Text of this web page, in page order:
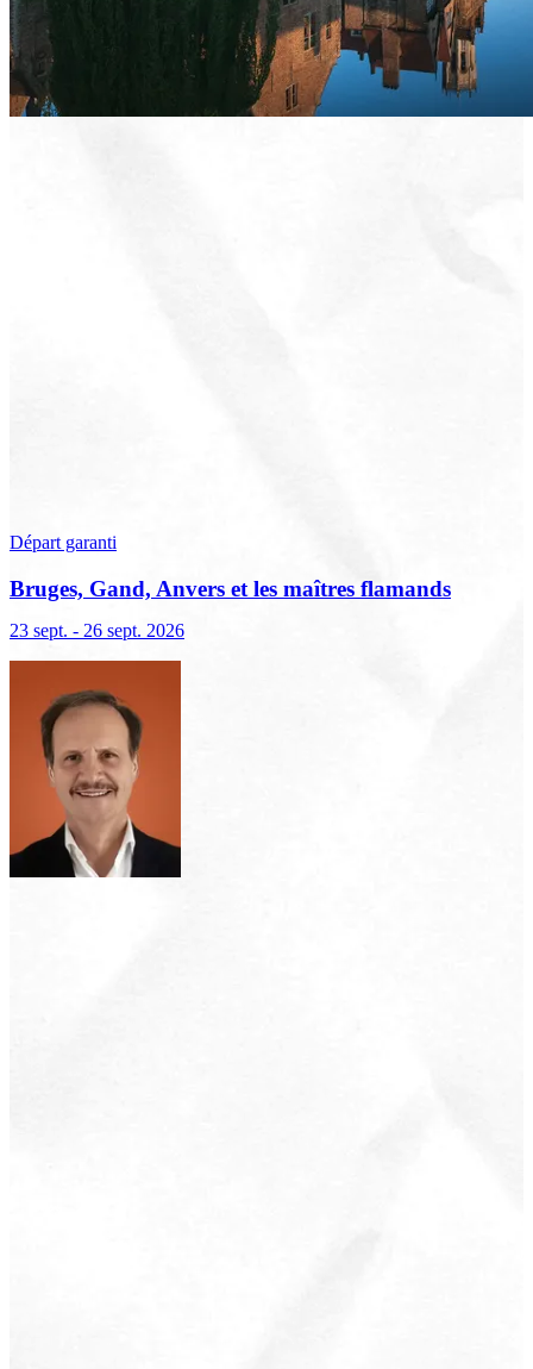
Départ garanti
Bruges, Gand, Anvers et les maîtres flamands
23 sept. - 26 sept. 2026